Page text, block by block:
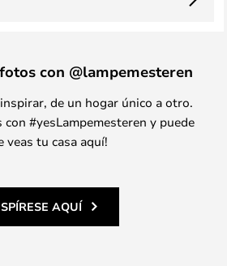
con @lampemesteren
de un hogar único a otro.
#yesLampemesteren y puede
veas tu casa aquí!
AQUÍ